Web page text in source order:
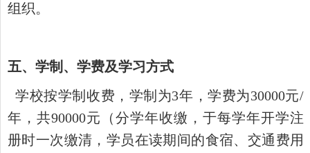
组织。
五、学制、学费及学习方式
学校按学制收费，学制为3年，学费为30000元/
年，共90000元（分学年收缴，于每学年开学注
册时一次缴清，学员在读期间的食宿、交通费用